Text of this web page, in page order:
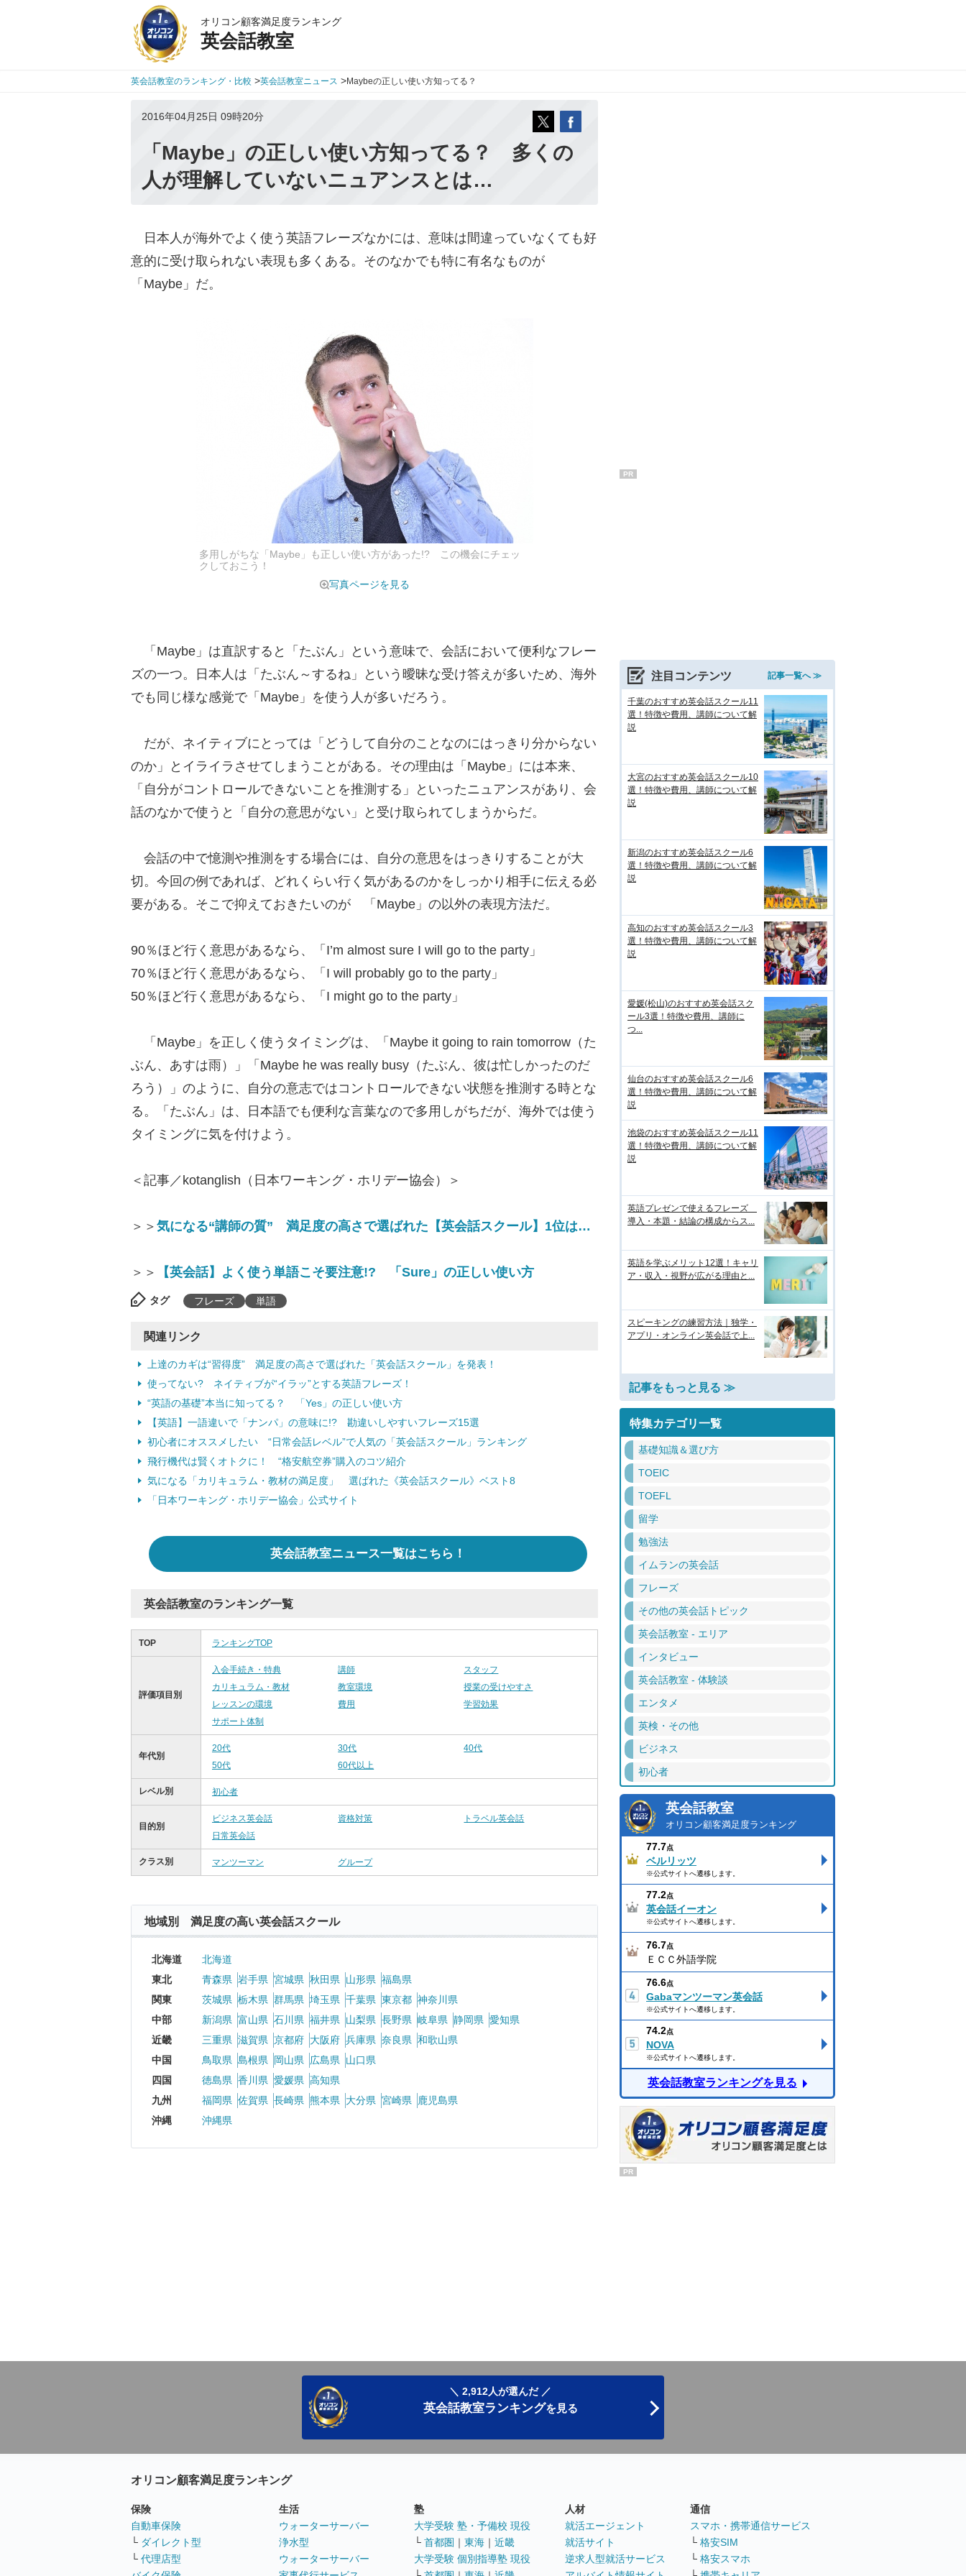
オリコン顧客満足度ランキング
英会話教室
英会話教室のランキング・比較 >英会話教室ニュース >Maybeの正しい使い方知ってる？
2016年04月25日 09時20分
「Maybe」の正しい使い方知ってる？ 多くの
人が理解していないニュアンスとは…
日本人が海外でよく使う英語フレーズなかには、意味は間違っていなくても好
意的に受け取られない表現も多くある。そのなかでも特に有名なものが
「Maybe」だ。
多用しがちな「Maybe」も正しい使い方があった!? この機会にチェッ
クしておこう！
写真ページを見る
「Maybe」は直訳すると「たぶん」という意味で、会話において便利なフレー
ズの一つ。日本人は「たぶん～するね」という曖昧な受け答えが多いため、海外
でも同じ様な感覚で「Maybe」を使う人が多いだろう。
だが、ネイティブにとっては「どうして自分のことなのにはっきり分からない
のか」とイライラさせてしまうことがある。その理由は「Maybe」には本来、
「自分がコントロールできないことを推測する」といったニュアンスがあり、会
話のなかで使うと「自分の意思がない」と受け取られてしまうからだ。
会話の中で憶測や推測をする場合には、自分の意思をはっきりすることが大
切。今回の例であれば、どれくらい行く気があるのかをしっかり相手に伝える必
要がある。そこで抑えておきたいのが 「Maybe」の以外の表現方法だ。
90％ほど行く意思があるなら、「I’m almost sure I will go to the party」
70％ほど行く意思があるなら、「I will probably go to the party」
50％ほど行く意思があるなら、「I might go to the party」
「Maybe」を正しく使うタイミングは、「Maybe it going to rain tomorrow（た
ぶん、あすは雨）」「Maybe he was really busy（たぶん、彼は忙しかったのだ
ろう）」のように、自分の意志ではコントロールできない状態を推測する時とな
る。「たぶん」は、日本語でも便利な言葉なので多用しがちだが、海外では使う
タイミングに気を付けよう。
＜記事／kotanglish（日本ワーキング・ホリデー協会）＞
＞＞ 気になる“講師の質” 満足度の高さで選ばれた【英会話スクール】1位は…
＞＞ 【英会話】よく使う単語こそ要注意!? 「Sure」の正しい使い方
タグ フレーズ 単語
関連リンク
上達のカギは“習得度” 満足度の高さで選ばれた「英会話スクール」を発表！
使ってない? ネイティブが“イラッ”とする英語フレーズ！
“英語の基礎”本当に知ってる？ 「Yes」の正しい使い方
【英語】一語違いで「ナンパ」の意味に!? 勘違いしやすいフレーズ15選
初心者にオススメしたい “日常会話レベル”で人気の「英会話スクール」ランキング
飛行機代は賢くオトクに！ “格安航空券”購入のコツ紹介
気になる「カリキュラム・教材の満足度」 選ばれた《英会話スクール》ベスト8
「日本ワーキング・ホリデー協会」公式サイト
英会話教室ニュース一覧はこちら！
英会話教室のランキング一覧
TOP ランキングTOP
評価項目別
入会手続き・特典 講師
スタッフ
カリキュラム・教材
教室環境
授業の受けやすさ
レッスンの環境
費用
学習効果
サポート体制
年代別
20代 30代
40代
50代
60代以上
レベル別 初心者
目的別
ビジネス英会話 資格対策
トラベル英会話
日常英会話
クラス別 マンツーマン グループ
地域別 満足度の高い英会話スクール
北海道
北海道
東北
青森県 岩手県 宮城県 秋田県 山形県 福島県
関東
茨城県 栃木県 群馬県 埼玉県 千葉県 東京都 神奈川県
中部
新潟県 富山県 石川県 福井県 山梨県 長野県 岐阜県 静岡県 愛知県
近畿
三重県 滋賀県 京都府 大阪府 兵庫県 奈良県 和歌山県
中国
鳥取県 島根県 岡山県 広島県
山口県
四国
徳島県 香川県 愛媛県 高知県
九州
福岡県 佐賀県 長崎県 熊本県 大分県 宮崎県
鹿児島県
沖縄
沖縄県
PR
注目コンテンツ 記事一覧へ ≫
千葉のおすすめ英会話スクール11
選！特徴や費用、講師について解
説
大宮のおすすめ英会話スクール10
選！特徴や費用、講師について解
説
新潟のおすすめ英会話スクール6
選！特徴や費用、講師について解
説
高知のおすすめ英会話スクール3
選！特徴や費用、講師について解
説
愛媛(松山)のおすすめ英会話スク
ール3選！特徴や費用、講師に
つ...
仙台のおすすめ英会話スクール6
選！特徴や費用、講師について解
説
池袋のおすすめ英会話スクール11
選！特徴や費用、講師について解
説
英語プレゼンで使えるフレーズ
導入・本題・結論の構成からス...
英語を学ぶメリット12選！キャリ
ア・収入・視野が広がる理由と...
スピーキングの練習方法｜独学・
アプリ・オンライン英会話で上...
記事をもっと見る ≫
特集カテゴリ一覧
基礎知識＆選び方
TOEIC
TOEFL
留学
勉強法
イムランの英会話
フレーズ
その他の英会話トピック
英会話教室 - エリア
インタビュー
英会話教室 - 体験談
エンタメ
英検・その他
ビジネス
初心者
英会話教室
オリコン顧客満足度ランキング
77.7点
ベルリッツ
※公式サイトへ遷移します。
77.2点
英会話イーオン
※公式サイトへ遷移します。
76.7点
ＥＣＣ外語学院
76.6点
Gabaマンツーマン英会話
※公式サイトへ遷移します。
74.2点
NOVA
※公式サイトへ遷移します。
英会話教室ランキングを見る
PR
＼ 2,912人が選んだ ／
英会話教室ランキングを見る
オリコン顧客満足度ランキング
保険
自動車保険
└ ダイレクト型
└ 代理店型
生活
ウォーターサーバー
浄水型
ウォーターサーバー
塾
大学受験 塾・予備校 現役
└ 首都圏 ｜ 東海 ｜ 近畿
大学受験 個別指導塾 現役
人材
就活エージェント
就活サイト
逆求人型就活サービス
通信
スマホ・携帯通信サービス
└ 格安SIM
└ 格安スマホ